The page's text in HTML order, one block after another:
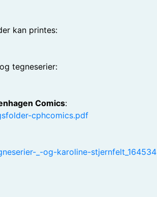
kan printes:
tegneserier:
Comics:
cphcomics.pdf
_-og-karoline-stjernfelt_164534